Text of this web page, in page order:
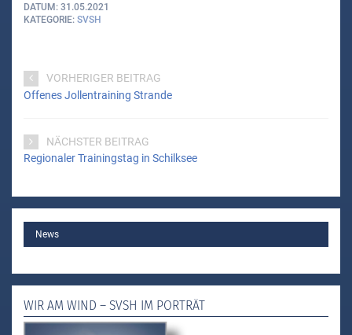
DATUM 31.05.2021
KATEGORIE SVSH
VORHERIGER BEITRAG
Offenes Jollentraining Strande
NÄCHSTER BEITRAG
Regionaler Trainingstag in Schilksee
MAINNews
WIR AM WIND – SVSH IM PORTRÄT